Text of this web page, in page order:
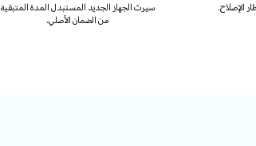
الإصلاح.
سيرث الجهاز الجديد المستبدل المدة المتبقية
من الضمان الأصلي.